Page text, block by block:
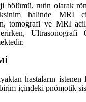
bölümü, rutin olarak
halinde MRI
tomografi ve MRI
Ultrasonografi
hastaların istenen
içindeki pnömotik